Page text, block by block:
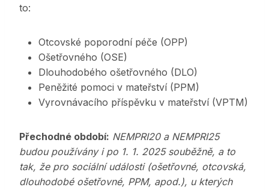
to:
Otcovské poporodní péče (OPP)
Ošetřovného (OSE)
Dlouhodobého ošetřovného (DLO)
Peněžité pomoci v mateřství (PPM)
Vyrovnávacího příspěvku v mateřství (VPTM)
Přechodné období: NEMPRI20 a NEMPRI25
budou používány i po 1. 1. 2025 souběžně, a to
tak, že pro sociální události (ošetřovné, otcovská,
dlouhodobé ošetřovné, PPM, apod.), u kterých